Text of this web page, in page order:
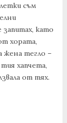
съм
запитах, като
хората,
жена тегло –
хапчета,
от тях.